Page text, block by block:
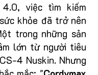
việc tìm kiếm
khỏe đã trở nên
trong những sản
lớn từ người tiêu
4 Nuskin. Nhưng